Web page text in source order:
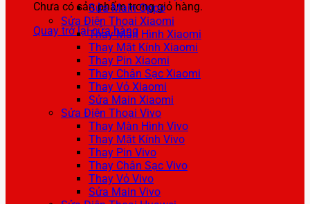
Chưa có sản phẩm trong giỏ hàng.
Quay trở lại cửa hàng
Sửa Main Oppo
Sửa Điện Thoại Xiaomi
Thay Màn Hình Xiaomi
Thay Mặt Kính Xiaomi
Thay Pin Xiaomi
Thay Chân Sạc Xiaomi
Thay Vỏ Xiaomi
Sửa Main Xiaomi
Sửa Điện Thoại Vivo
Thay Màn Hình Vivo
Thay Mặt Kính Vivo
Thay Pin Vivo
Thay Chân Sạc Vivo
Thay Vỏ Vivo
Sửa Main Vivo